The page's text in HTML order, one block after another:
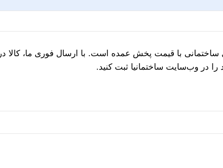
ساختمانی با قیمت پخش عمده است. با ارسال فوری ما، کالا در
در وب‌سایت ساختمانیا ثبت کنید.